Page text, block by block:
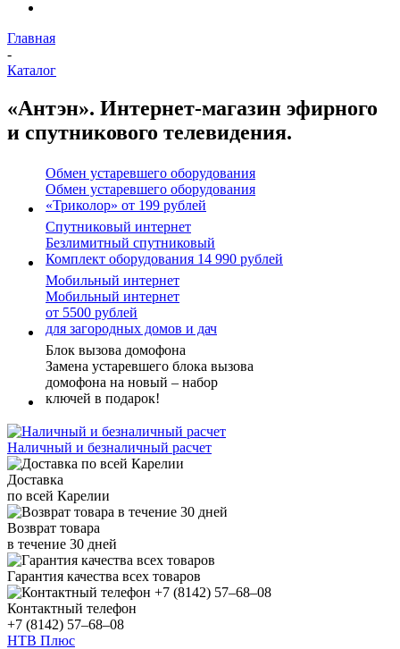
Главная
-
Каталог
«Антэн». Интернет-магазин эфирного
и спутникового телевидения.
Обмен устаревшего оборудования
Обмен устаревшего оборудования
«Триколор» от 199 рублей
Спутниковый интернет
Безлимитный спутниковый
Комплект оборудования 14 990 рублей
Мобильный интернет
Мобильный интернет
от 5500 рублей
для загородных домов и дач
Блок вызова домофона
Замена устаревшего блока вызова
домофона на новый – набор
ключей в подарок!
Наличный и безналичный расчет
Доставка
по всей Карелии
Возврат товара
в течение 30 дней
Гарантия качества всех товаров
Контактный телефон
+7 (8142) 57–68–08
НТВ Плюс